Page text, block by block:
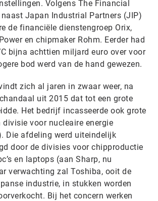
Volgens The Financial
Japan Industrial Partners (JIP)
de financiële dienstengroep Orix,
en chipmaker Rohm. Eerder had
bijna achttien miljard euro over voor
bod werd van de hand gewezen.
zich al jaren in zwaar weer, na
uit 2015 dat tot een grote
Het bedrijf incasseerde ook grote
voor nucleaire energie
Die afdeling werd uiteindelijk
door de divisies voor chipproductie
en laptops (aan Sharp, nu
verwachting zal Toshiba, ooit de
industrie, in stukken worden
Bij het concern werken